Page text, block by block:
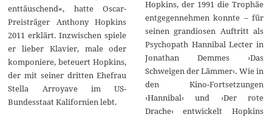
enttäuschend«, hatte Oscar-
Preisträger Anthony Hopkins
2011 erklärt. Inzwischen spiele
er lieber Klavier, male oder
komponiere, beteuert Hopkins,
der mit seiner dritten Ehefrau
Stella Arroyave im US-
Bundesstaat Kalifornien lebt.
Hopkins, der 1991 die Trophäe
entgegennehmen konnte – für
seinen grandiosen Auftritt als
Psychopath Hannibal Lecter in
Jonathan Demmes ›Das
Schweigen der Lämmer‹. Wie in
den Kino-Fortsetzungen
›Hannibal‹ und ›Der rote
Drache‹ entwickelt Hopkins